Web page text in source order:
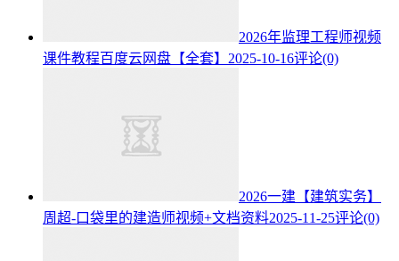
2026年监理工程师视频
课件教程百度云网盘【全套】 2025-10-16评论(0)
2026一建【建筑实务】
周超-口袋里的建造师视频+文档资料2025-11-25评论(0)